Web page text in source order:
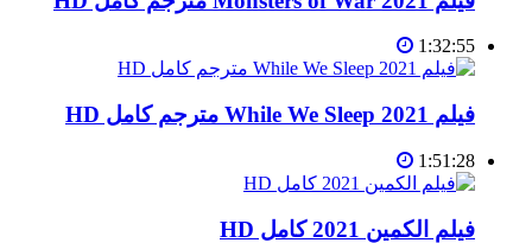
1:32:55
فيلم While We Sleep 2021 مترجم كامل HD
1:51:28
فيلم الكمين 2021 كامل HD